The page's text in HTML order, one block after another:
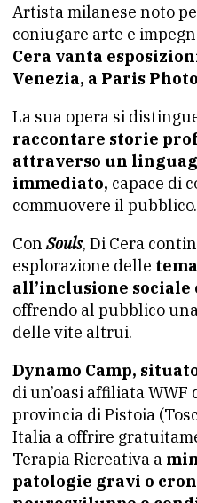
Artista milanese noto
coniugare arte e
Cera vanta
Venezia, a Paris
La sua opera si
raccontare storie
attraverso un
immediato, capace di
commuovere il pubblico.
Con Souls, Di Cera
esplorazione delle
all’inclusione
offrendo al pubblico
delle vite altrui.
Dynamo Camp,
di un’oasi affiliata
provincia di Pistoia
Italia a offrire
Terapia Ricreativa a
patologie gravi o